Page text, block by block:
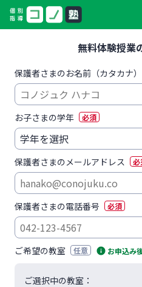
無料体験授業
保護者さまのお名前（カタカナ）
お子さまの学年 必須
保護者さまのメールアドレス 必
保護者さまの電話番号 必須
ご希望の教室 任意 お申込み
ご選択中の教室：